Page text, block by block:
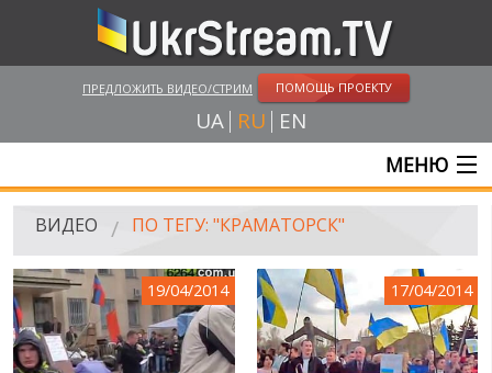
ПРЕДЛОЖИТЬ ВИДЕО/СТРИМ ПОМОЩЬ ПРОЕКТУ
UA RU EN
МЕНЮ
ГЛАВНАЯ
ВИДЕО
UKRSTREAM.TV
ВИДЕО ПО ТЕГУ: "КРАМАТОРСК"
19/04/2014 17/04/2014